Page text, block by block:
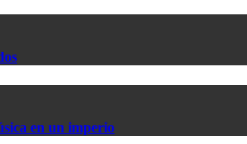
en un imperio